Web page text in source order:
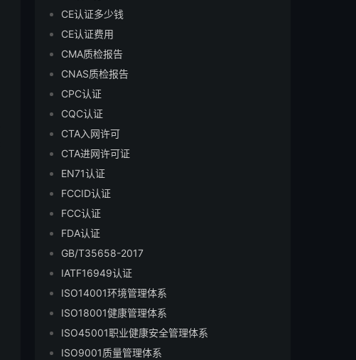
CE认证多少钱
CE认证费用
CMA质检报告
CNAS质检报告
CPC认证
CQC认证
CTA入网许可
CTA进网许可证
EN71认证
FCCID认证
FCC认证
FDA认证
GB/T35658-2017
IATF16949认证
ISO14001环境管理体系
ISO18001健康管理体系
ISO45001职业健康安全管理体系
ISO9001质量管理体系